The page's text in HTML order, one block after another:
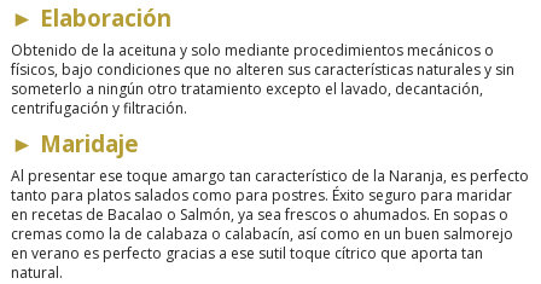
► Elaboración
Obtenido de la aceituna y solo mediante procedimientos mecánicos o
físicos, bajo condiciones que no alteren sus características naturales y sin
someterlo a ningún otro tratamiento excepto el lavado, decantación,
centrifugación y filtración.
► Maridaje
Al presentar ese toque amargo tan característico de la Naranja, es perfecto
tanto para platos salados como para postres. Éxito seguro para maridar
en recetas de Bacalao o Salmón, ya sea frescos o ahumados. En sopas o
cremas como la de calabaza o calabacín, así como en un buen salmorejo
en verano es perfecto gracias a ese sutil toque cítrico que aporta tan
natural.